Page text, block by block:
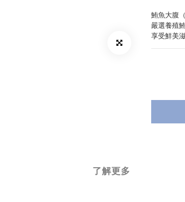
鮪魚大腹
嚴選養殖
享受鮮美滋
了解更多